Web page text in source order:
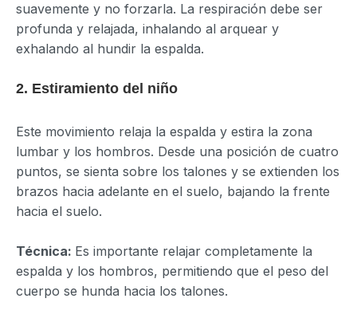
suavemente y no forzarla. La respiración debe ser
profunda y relajada, inhalando al arquear y
exhalando al hundir la espalda.
2. Estiramiento del niño
Este movimiento relaja la espalda y estira la zona
lumbar y los hombros. Desde una posición de cuatro
puntos, se sienta sobre los talones y se extienden los
brazos hacia adelante en el suelo, bajando la frente
hacia el suelo.
Técnica: Es importante relajar completamente la
espalda y los hombros, permitiendo que el peso del
cuerpo se hunda hacia los talones.